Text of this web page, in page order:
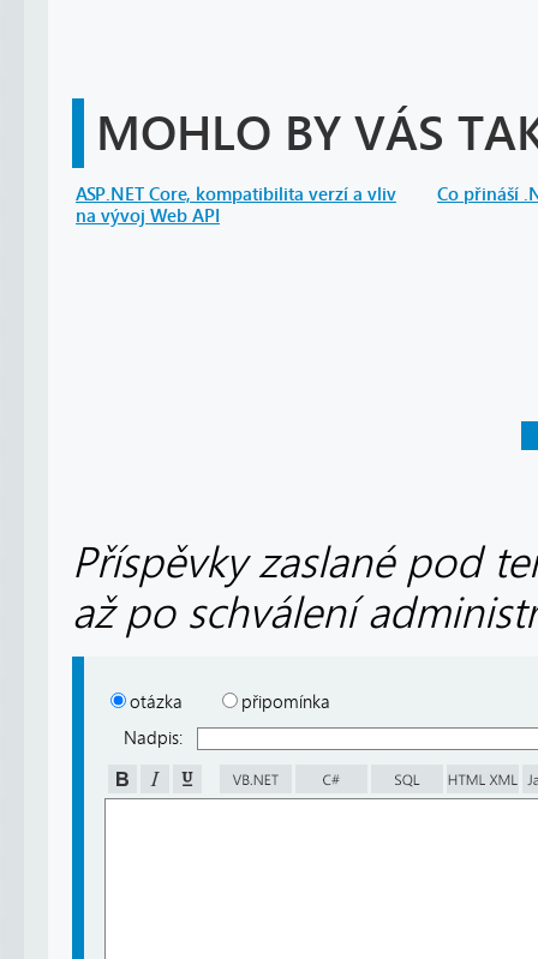
MOHLO BY VÁS
ASP.NET Core, kompatibilita verzí a vliv
na vývoj Web API
Co přináší
Příspěvky zaslané pod
až po schválení
otázka
připomínka
Nadpis: